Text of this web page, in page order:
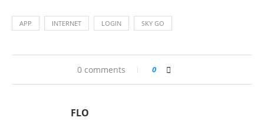
APP INTERNET LOGIN SKY GO
0 comments 0
FLO